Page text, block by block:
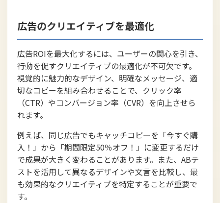
広告のクリエイティブを最適化
広告ROIを最大化するには、ユーザーの関心を引き、
行動を促すクリエイティブの最適化が不可欠です。
視覚的に魅力的なデザイン、明確なメッセージ、適
切なコピーを組み合わせることで、クリック率
（CTR）やコンバージョン率（CVR）を向上させら
れます。
例えば、同じ広告でもキャッチコピーを「今すぐ購
入！」から「期間限定50％オフ！」に変更するだけ
で成果が大きく変わることがあります。また、ABテ
ストを活用して異なるデザインや文言を比較し、最
も効果的なクリエイティブを特定することが重要で
す。